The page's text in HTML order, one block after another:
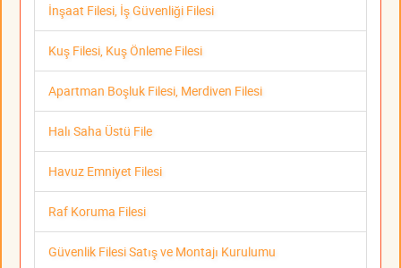
İnşaat Filesi, İş Güvenliği Filesi
Kuş Filesi, Kuş Önleme Filesi
Apartman Boşluk Filesi, Merdiven Filesi
Halı Saha Üstü File
Havuz Emniyet Filesi
Raf Koruma Filesi
Güvenlik Filesi Satış ve Montajı Kurulumu